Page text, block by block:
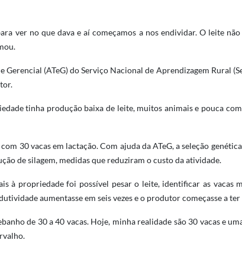
ver no que dava e aí começamos a nos endividar. O leite
(ATeG) do Serviço Nacional de Aprendizagem Rural
tinha produção baixa de leite, muitos animais e pouca
30 vacas em lactação. Com ajuda da ATeG, a seleção
de silagem, medidas que reduziram o custo da atividade.
à propriedade foi possível pesar o leite, identificar as vacas
aumentasse em seis vezes e o produtor começasse a
de 30 a 40 vacas. Hoje, minha realidade são 30 vacas e